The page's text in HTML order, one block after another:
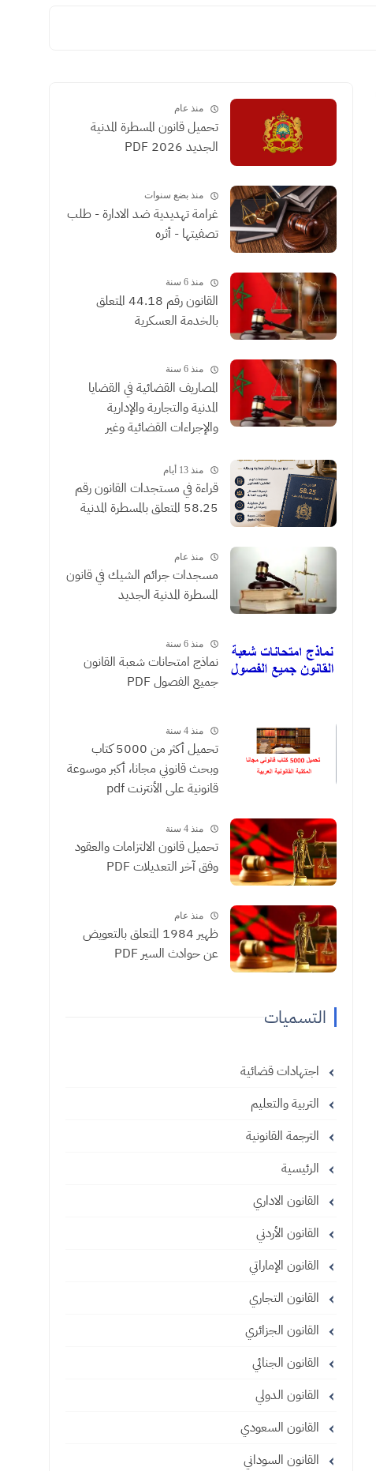
منذ عام
تحميل قانون المسطرة المدنية
الجديد 2026 PDF
منذ بضع سنوات
غرامة تهديدية ضد الادارة - طلب
تصفيتها - أثره
منذ 6 سنة
القانون رقم 44.18 المتعلق
بالخدمة العسكرية
منذ 6 سنة
المصاريف القضائية في القضايا
المدنية والتجارية والإدارية
والإجراءات القضائية وغير
الموثقون
منذ 13 أيام
​قراءة في مستجدات القانون رقم
58.25 المتعلق بالمسطرة المدنية
منذ عام
مسجدات جرائم الشيك في قانون
المسطرة المدنية الجديد
منذ 6 سنة
نماذج امتحانات شعبة القانون
جميع الفصول PDF
منذ 4 سنة
تحميل أكثر من 5000 كتاب
وبحث قانوني مجانا، أكبر موسوعة
قانونية على الأنترنت pdf
منذ 4 سنة
تحميل قانون الالتزامات والعقود
وفق آخر التعديلات PDF
منذ عام
ظهير 1984 المتعلق بالتعويض
عن حوادث السير PDF
التسميات
اجتهادات قضائية
التربية والتعليم
الترجمة القانونية
الرئيسية
القانون الاداري
القانون الأردني
القانون الإماراتي
القانون التجاري
القانون الجزائري
القانون الجنائي
القانون الدولي
القانون السعودي
القانون السوداني